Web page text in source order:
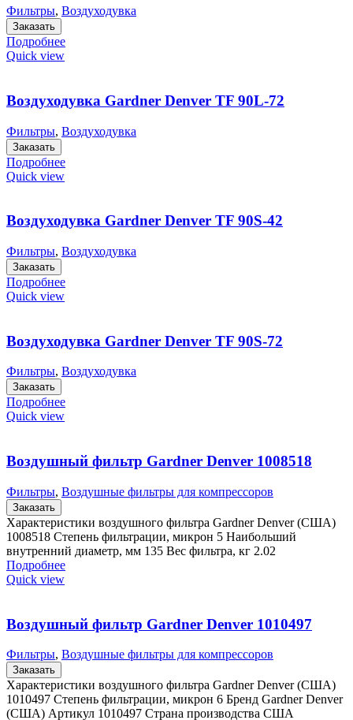
Фильтры, Воздуходувка
Заказать
Подробнее
Quick view
Воздуходувка Gardner Denver TF 90L-72
Фильтры, Воздуходувка
Заказать
Подробнее
Quick view
Воздуходувка Gardner Denver TF 90S-42
Фильтры, Воздуходувка
Заказать
Подробнее
Quick view
Воздуходувка Gardner Denver TF 90S-72
Фильтры, Воздуходувка
Заказать
Подробнее
Quick view
Воздушный фильтр Gardner Denver 1008518
Фильтры, Воздушные фильтры для компрессоров
Заказать
Характеристики воздушного фильтра Gardner Denver (США)
1008518 Степень фильтрации, микрон 5 Наибольший
внутренний диаметр, мм 135 Вес фильтра, кг 2.02
Подробнее
Quick view
Воздушный фильтр Gardner Denver 1010497
Фильтры, Воздушные фильтры для компрессоров
Заказать
Характеристики воздушного фильтра Gardner Denver (США)
1010497 Степень фильтрации, микрон 6 Бренд Gardner Denver
(США) Артикул 1010497 Страна производства США